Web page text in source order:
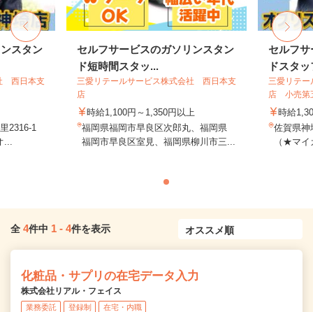
スタン
西日本支
2316-1
セルフサービスのガソリンスタン
ド短時間スタッ...
三愛リテールサービス株式会社 西日本支
店
時給1,100円～1,350円以上
福岡県福岡市早良区次郎丸、福岡県
福岡市早良区室見、福岡県柳川市三...
セルフ
ドスタッ
三愛リテ
店 小売第
時給
佐賀県神
（★マ
全 4件中 1 - 4件を表示
化粧品・サプリの在宅データ入力
株式会社リアル・フェイス
業務委託 登録制 在宅・内職